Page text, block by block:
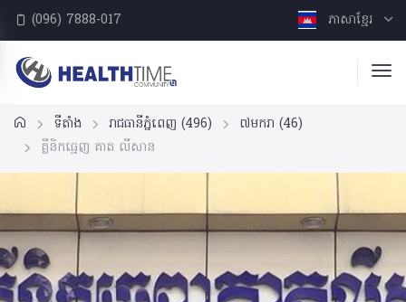
(096) 7888-017 ភាសាខ្មែរ
ទីតាំង រាជធានីភ្នំពេញ (496) ៧មករា (46)
គ្លីនិកធ្មេញ គាត លីសាន​